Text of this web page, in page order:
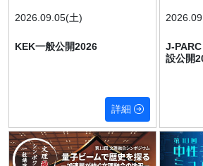
2026.06.22 PFユーザ向け情報
人事公募 准教授もしくは助教または特別
（物構研26-1）【公募締切：8/18（火）
2026.07.31 トピックス
KEKが連携する筑波大学のプロジェクト
KEK機構長の8月定例記者会見ご案内 テ
LHC（HL-LHC）が拓く物理と日本の技
2026.09.05(土)
KEK一般公開2026
詳細
J-
設公開